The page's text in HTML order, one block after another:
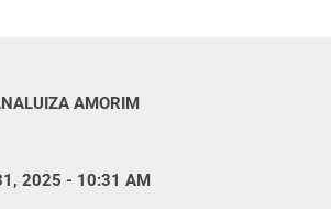
AMORIM
2025 - 10:31 AM